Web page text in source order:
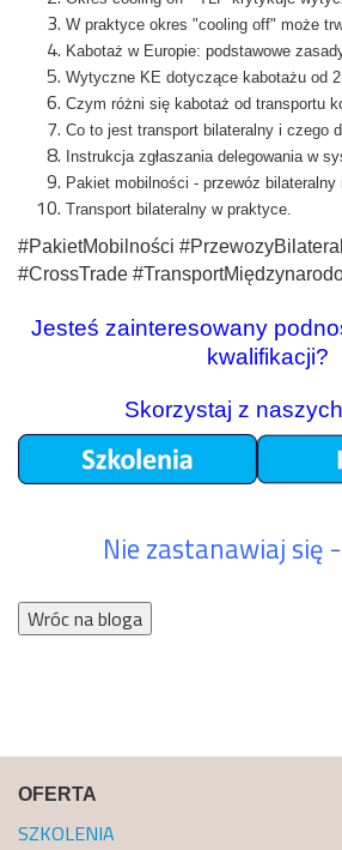
W praktyce okres "cooling off" może
Kabotaż w Europie: podstawowe
Wytyczne KE dotyczące kabotażu od
Czym różni się kabotaż od transportu
Co to jest transport bilateralny i czego
Instrukcja zgłaszania delegowania w
Pakiet mobilności - przewóz bilateralny
Transport bilateralny w praktyce.
#PakietMobilności
#CrossTrade
Jesteś zainteresowany
kwalifikacji?
Skorzystaj z naszych
Nie zastanawiaj się
Wróc na bloga
OFERTA
SZKOLENIA